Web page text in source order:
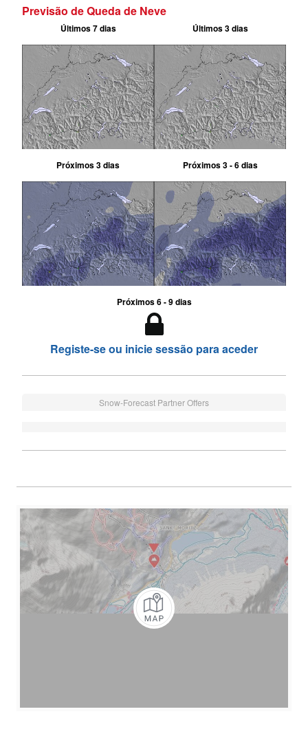
Previsão de Queda de Neve
Últimos 7 dias Últimos 3 dias
Próximos 3 dias Próximos 3 - 6 dias
Próximos 6 - 9 dias
Registe-se ou inicie sessão para aceder
Snow-Forecast Partner Offers